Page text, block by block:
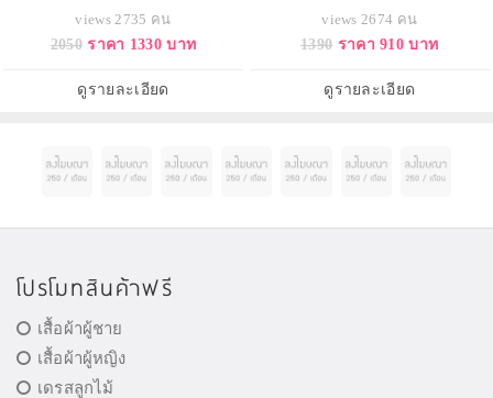
ด์บัทเตอร์ และอัลมอนด์ออยล์ รวมถึง
เมล็ด และเปลือกอัลมอนด์บด
เซลล์ผิวอย่างอ่อนโยนพร้อมรับการ
บำรุงอย่างเต็มประสิทธิภ
views 2735 คน
2050 ราคา 1330 บาท
ดูรายละเอียด
ประสิทธิภาพดีเยี่ยม ทำความสะอาด
ทั้งเมคอัพกันน้ำ และสิ่งสกปรกได้
เรียบเนียนและกระชับขั้น อ่อนโยน
แม้กับรอบดวงตาและริมฝีปาก อุดม
views 2674 คน
1390 ราคา 910 บาท
ดูรายละเอียด
โปรโมทสินค้าฟรี
เสื้อผ้าผู้ชาย
เสื้อผ้าผู้หญิง
เดรสลูกไม้